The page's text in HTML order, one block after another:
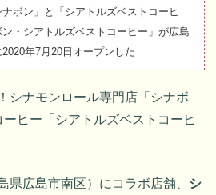
ボン」と「シアトルズベストコーヒ
・シアトルズベストコーヒー」が広島
年7月20日オープンした
シナモンロール専門店「シナボ
ヒー「シアトルズベストコーヒ
県広島市南区）にコラボ店舗、 シ